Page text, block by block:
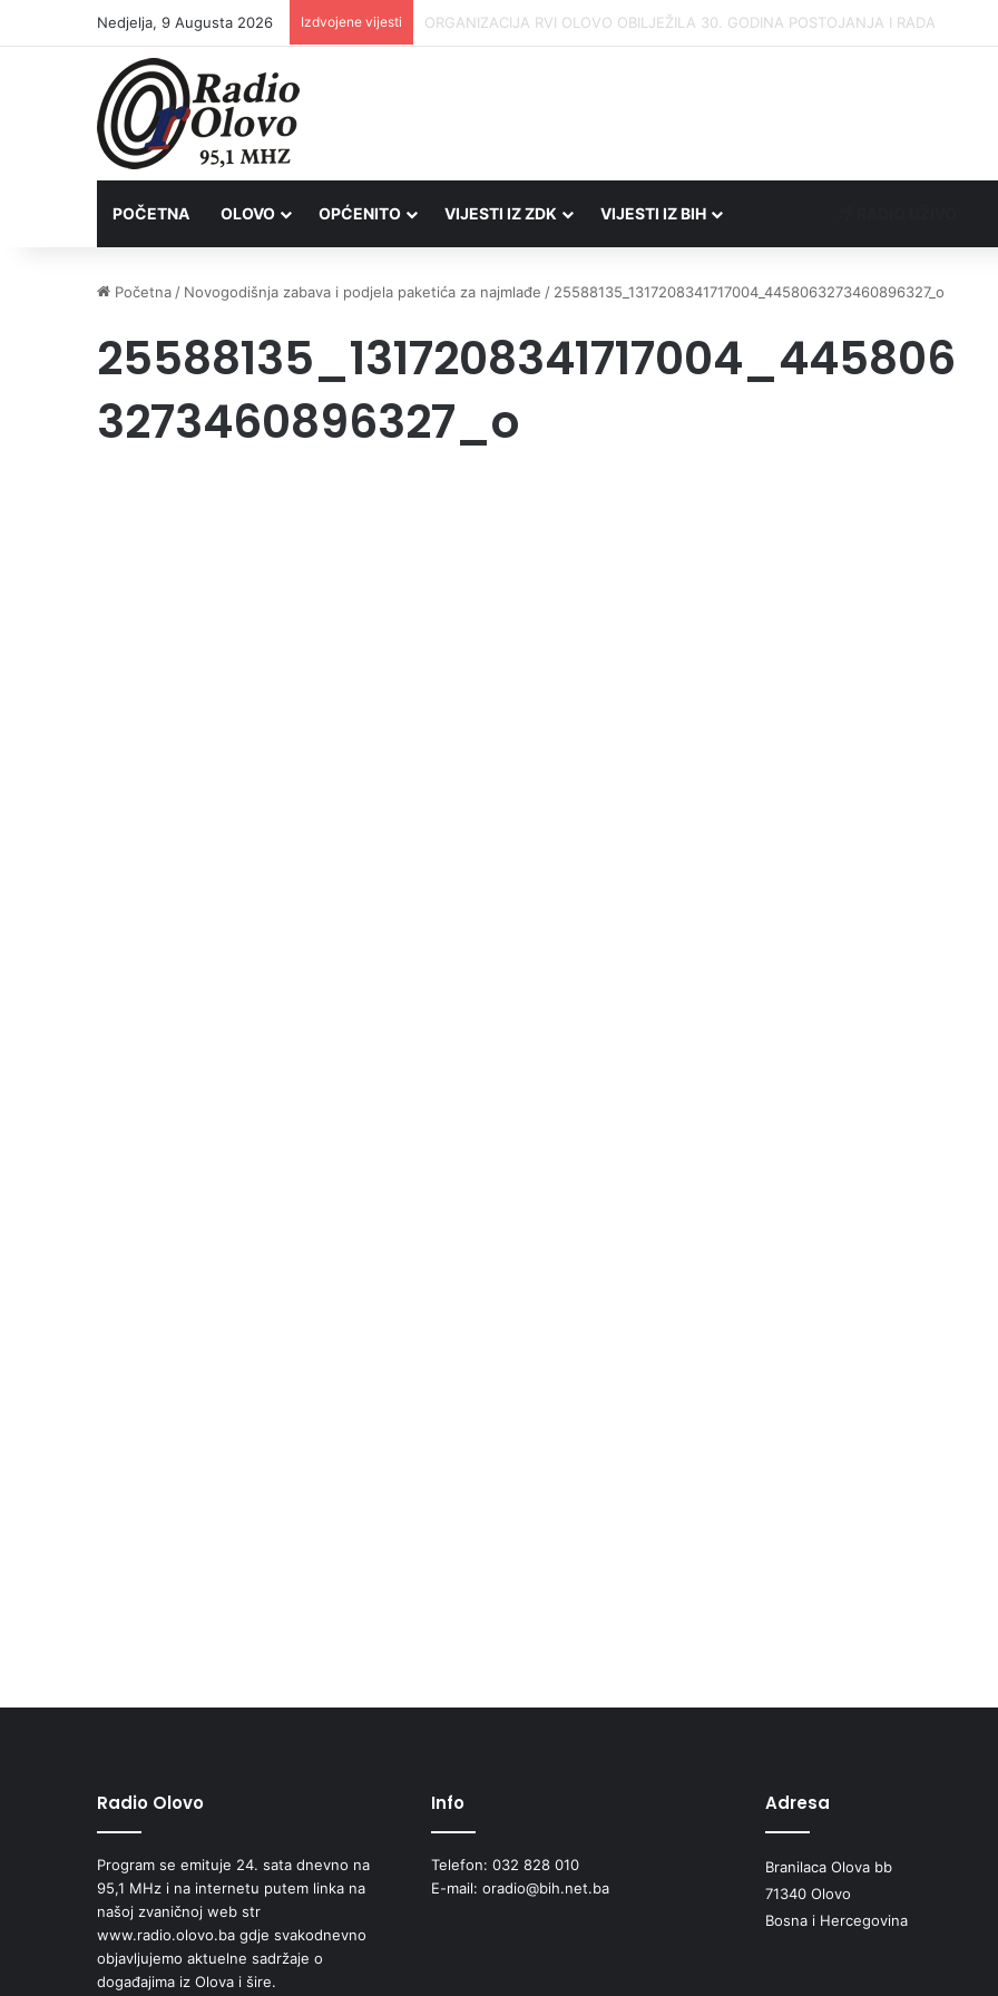
Nedjelja, 9 Augusta 2026 Izdvojene vijesti Inspektori Porezne uprave FBiH na području ZDK izvršili 24 inspekcijska nadzora
POČETNA OLOVO OPĆENITO VIJESTI IZ ZDK VIJESTI IZ BIH
Početna / Novogodišnja zabava i podjela paketića za najmlađe / 25588135_1317208341717004_4458063273460896327_o
25588135_1317208341717004_445806
3273460896327_o
Radio Olovo
Program se emituje 24. sata dnevno na
95,1 MHz i na internetu putem linka na
našoj zvaničnoj web str
www.radio.olovo.ba gdje svakodnevno
objavljujemo aktuelne sadržaje o
događajima iz Olova i šire.
Info
Telefon: 032 828 010
E-mail: oradio@bih.net.ba
Adresa
Branilaca Olova bb
71340 Olovo
Bosna i Hercegovina